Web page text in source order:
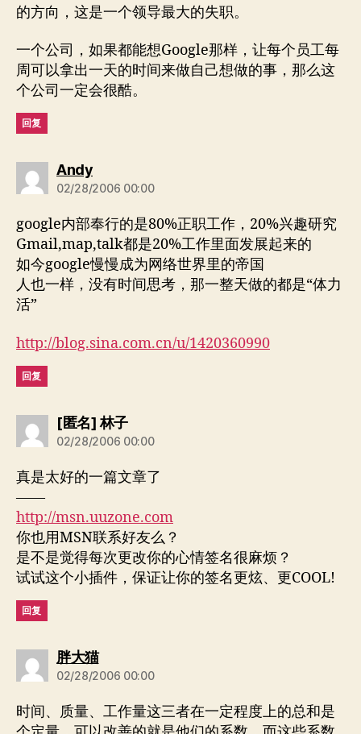
的方向，这是一个领导最大的失职。
一个公司，如果都能想Google那样，让每个员工每
周可以拿出一天的时间来做自己想做的事，那么这
个公司一定会很酷。
回复
Andy说：
02/28/2006 00:00
google内部奉行的是80%正职工作，20%兴趣研究
Gmail,map,talk都是20%工作里面发展起来的
如今google慢慢成为网络世界里的帝国
人也一样，没有时间思考，那一整天做的都是“体力
活”
http://blog.sina.com.cn/u/1420360990
回复
[匿名] 林子说：
02/28/2006 00:00
真是太好的一篇文章了
——
http://msn.uuzone.com
你也用MSN联系好友么？
是不是觉得每次更改你的心情签名很麻烦？
试试这个小插件，保证让你的签名更炫、更COOL!
回复
胖大猫说：
02/28/2006 00:00
时间、质量、工作量这三者在一定程度上的总和是